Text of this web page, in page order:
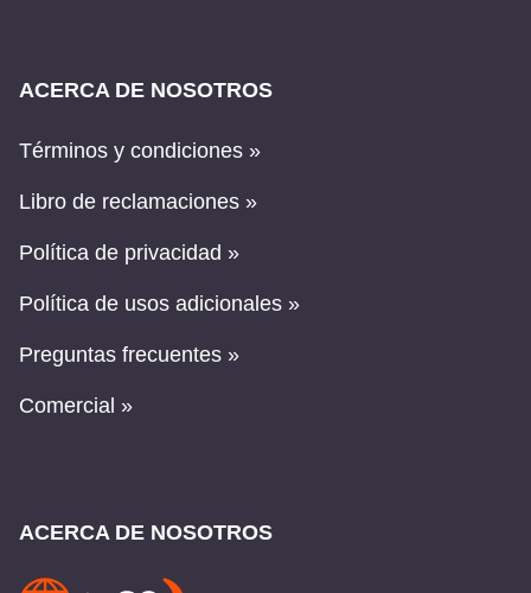
ACERCA DE NOSOTROS
Términos y condiciones »
Libro de reclamaciones »
Política de privacidad »
Política de usos adicionales »
Preguntas frecuentes »
Comercial »
ACERCA DE NOSOTROS